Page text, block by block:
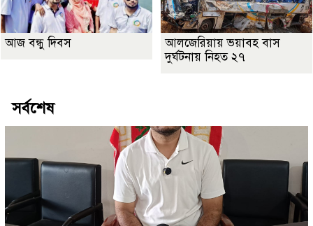
আজ বন্ধু দিবস
আলজেরিয়ায় ভয়াবহ বাস
দুর্ঘটনায় নিহত ২৭
সর্বশেষ